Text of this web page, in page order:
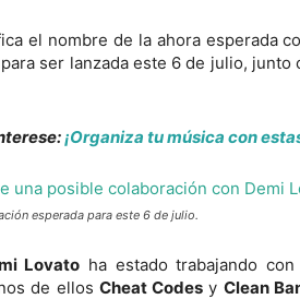
el nombre de la ahora esperada
ser lanzada este 6 de julio,
¡Organiza tu música con
esperada para este 6 de julio.
Lovato ha estado trabajando
de ellos Cheat Codes y Clean